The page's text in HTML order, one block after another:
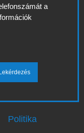
a
Politika